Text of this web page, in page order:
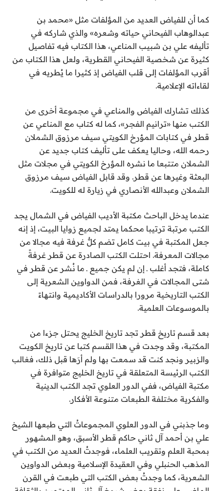
كما أن للفياض العديد من المؤلفات مثل «محمد بن
عبدالوهاب الفيحاني حياته وشعره» والذي شاركه في
تأليفه علي بن شبيب المناعي، هذا الكتاب فيه تفاصيل
كثيرة عن شخصية الفيحاني القطرية، ولعل هذا الكتاب من
أقرب المؤلفات إلى قلب الفياض إذ كثيرا ما يُطريه في
لقاءاته الإعلامية.
كذلك تشارك الفياض والمناعي في مجموعة أخرى من
الكتب منها «ترانيم الفجر»، كما له كتاب مع المناعي عن
قطر في كتابات المؤرخ الكويتي سيف مرزوق الشملان
رحمه الله، وحاليا يعكف على تأليف كتاب جديد عن
الشملان متتبعا ما نشره المؤرخ الكويتي في مجلات مثل
البعثة وغيرها عن قطر. وقد قابل الفياض سيف مرزوق
الشملان وعبدالله الأنصاري في زيارة له للكويت.
عندما يدخل الباحث مكتبة الأديب الفياض في الشمال يجد
الكتب مرتبة ترتيبا محكما يمتد لجميع زوايا البيت، إذ إنه
جعل المكتبة في بيت كامل تضم كلُّ غرفة فيه مجالا من
مجالات المعرفة. احتلت الكتب الصادرة عن قطر غرفةً
كاملة، فتجد أغلب ـ إن لم يكن جميع ـ ما نُشر عن قطر في
شتى المجالات في الغرفة، فمن الدواوين الشعرية إلى
الكتب التاريخية مرورا بالدراسات الأكاديمية وانتهاءً
بالموسوعات العلمية.
بعد قسم تاريخ قطر تجد تاريخ الخليج يحتل جزءا من
المكتبة، وقد وجدت في هذا القسم كتبا عن تاريخ الكويت
والزبير ونجد كنت قد سمعت بها ولم أرَها قبل ذلك، فغالب
الكتب الرئيسة المتعلقة في تاريخ الخليج متوافرة في
مكتبة الفياض، ففي الدور العلوي تجد الكتب الدينية
والفكرية مختلفة الطبعات متنوعة الأفكار.
وما جذبني في الدور العلوي المجموعاتُ التي طبعها الشيخ
علي بن أحمد آل ثاني حاكم قطر الأسبق، وهو المشهور
بمحبة العلم وتقريب العلماء، فوجدتُ العديد من الكتب في
المذهب الحنبلي وفي العقيدة الإسلامية وبعض الدواوين
الشعرية، كما وجدتُ بعض الكتب التي طبعت في القرن